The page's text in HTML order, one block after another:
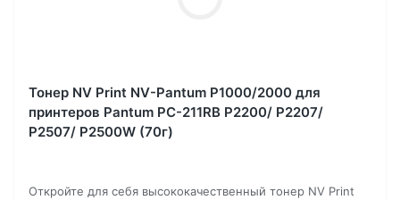
Тонер NV Print NV-Pantum P1000/2000 для
принтеров Pantum PC-211RB P2200/ P2207/
P2507/ P2500W (70г)
Откройте для себя высококачественный тонер NV Print